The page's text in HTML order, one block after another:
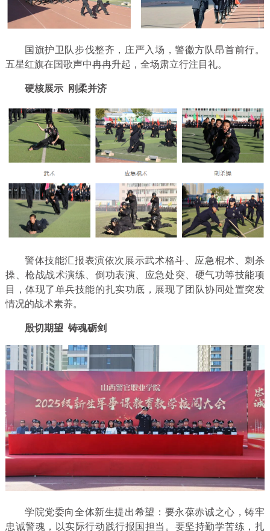
国旗护卫队步伐整齐，庄严入场，警徽方队昂首前行。
五星红旗在国歌声中冉冉升起，全场肃立行注目礼。
硬核展示 刚柔并济
警体技能汇报表演依次展示武术格斗、应急棍术、刺杀
操、枪战战术演练、倒功表演、应急处突、硬气功等技能项
目，体现了单兵技能的扎实功底，展现了团队协同处置突发
情况的战术素养。
殷切期望 铸魂砺剑
学院党委向全体新生提出希望：要永葆赤诚之心，铸牢
忠诚警魂，以实际行动践行报国担当。要坚持勤学苦练，扎